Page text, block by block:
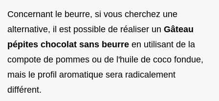
Concernant le beurre, si vous cherchez une
alternative, il est possible de réaliser un Gâteau
pépites chocolat sans beurre en utilisant de la
compote de pommes ou de l'huile de coco fondue,
mais le profil aromatique sera radicalement
différent.